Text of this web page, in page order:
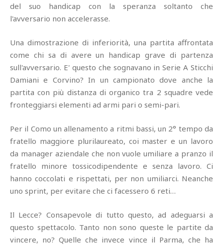
del suo handicap con la speranza soltanto che
l'avversario non accelerasse.
Una dimostrazione di inferiorità, una partita affrontata
come chi sa di avere un handicap grave di partenza
sull'avversario. E' questo che sognavano in Serie A Sticchi
Damiani e Corvino? In un campionato dove anche la
partita con più distanza di organico tra 2 squadre vede
fronteggiarsi elementi ad armi pari o semi-pari.
Per il Como un allenamento a ritmi bassi, un 2° tempo da
fratello maggiore plurilaureato, coi master e un lavoro
da manager aziendale che non vuole umiliare a pranzo il
fratello minore tossicodipendente e senza lavoro. Ci
hanno coccolati e rispettati, per non umiliarci. Neanche
uno sprint, per evitare che ci facessero 6 reti…
Il Lecce? Consapevole di tutto questo, ad adeguarsi a
questo spettacolo. Tanto non sono queste le partite da
vincere, no? Quelle che invece vince il Parma, che ha